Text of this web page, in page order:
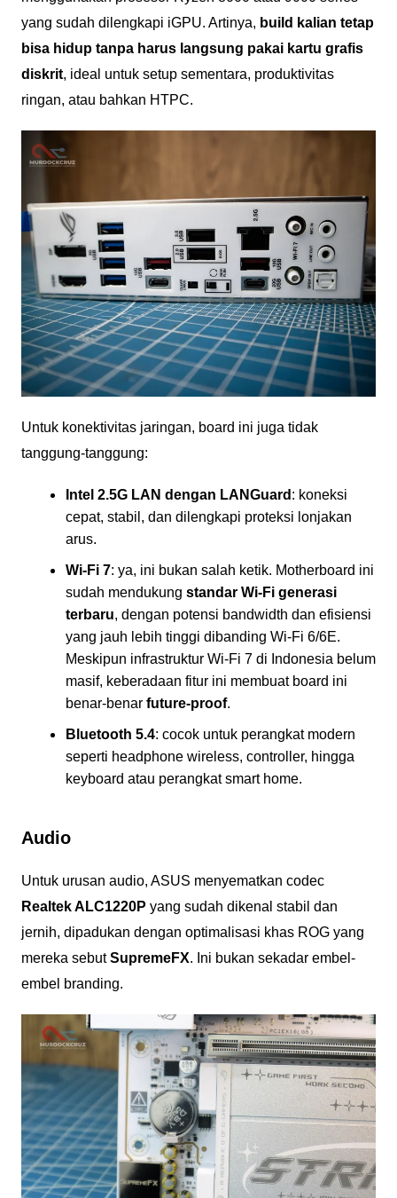
yang sudah dilengkapi iGPU. Artinya, build kalian tetap
bisa hidup tanpa harus langsung pakai kartu grafis
diskrit, ideal untuk setup sementara, produktivitas
ringan, atau bahkan HTPC.
Untuk konektivitas jaringan, board ini juga tidak
tanggung-tanggung:
Intel 2.5G LAN dengan LANGuard : koneksi
cepat, stabil, dan dilengkapi proteksi lonjakan
arus.
Wi-Fi 7: ya, ini bukan salah ketik. Motherboard ini
sudah mendukung standar Wi-Fi generasi
terbaru, dengan potensi bandwidth dan efisiensi
yang jauh lebih tinggi dibanding Wi-Fi 6/6E.
Meskipun infrastruktur Wi-Fi 7 di Indonesia belum
masif, keberadaan fitur ini membuat board ini
benar-benar future-proof.
Bluetooth 5.4: cocok untuk perangkat modern
seperti headphone wireless, controller, hingga
keyboard atau perangkat smart home.
Audio
Untuk urusan audio, ASUS menyematkan codec
Realtek ALC1220P yang sudah dikenal stabil dan
jernih, dipadukan dengan optimalisasi khas ROG yang
mereka sebutSupremeFX. Ini bukan sekadar embel-
embel branding.